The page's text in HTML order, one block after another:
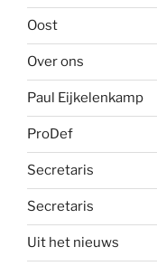
Oost
Over ons
Paul Eijkelenkamp
ProDef
Secretaris
Secretaris
Uit het nieuws